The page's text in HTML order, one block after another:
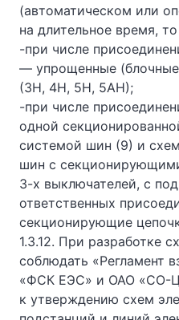
(автоматическом или
на длительное время,
-при числе
— упрощенные
(ЗН, 4Н, 5Н, 5АН);
-при числе
одной
системой шин (9) и
шин с
3-х выключателей, с
ответственных
секционирующие
1.3.12. При разработке
соблюдать «Регламент
«ФСК ЕЭС» и ОАО «СО-
к утверждению схем